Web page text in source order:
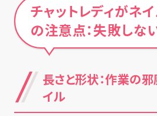
チャットレディがネ
の注意点：失敗しな
長さと形状：作業の
イル